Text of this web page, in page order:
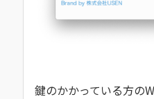
鍵のかかっている方の